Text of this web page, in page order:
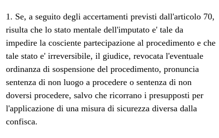
1. Se, a seguito degli accertamenti previsti dall'articolo 70,
risulta che lo stato mentale dell'imputato e' tale da
impedire la cosciente partecipazione al procedimento e che
tale stato e' irreversibile, il giudice, revocata l'eventuale
ordinanza di sospensione del procedimento, pronuncia
sentenza di non luogo a procedere o sentenza di non
doversi procedere, salvo che ricorrano i presupposti per
l'applicazione di una misura di sicurezza diversa dalla
confisca.